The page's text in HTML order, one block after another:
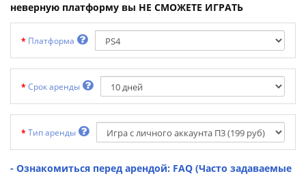
неверную платформу вы НЕ СМОЖЕТЕ ИГРАТЬ
Платформа
Срок аренды
Тип аренды
- Ознакомиться перед арендой: FAQ (Часто задаваемые